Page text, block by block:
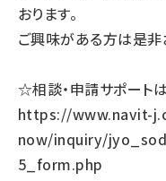
おります。
ご興味がある方は是非
☆相談・申請サポート
https://www.navit-
now/inquiry/
5_form.php